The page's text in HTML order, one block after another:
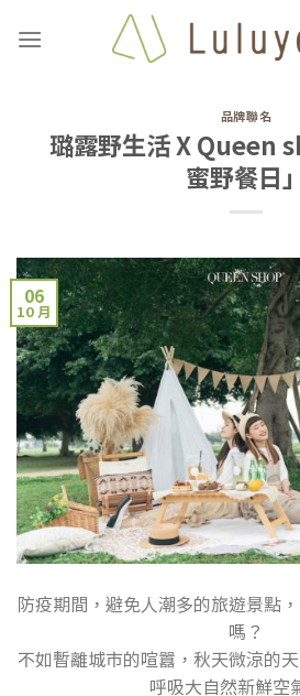
品牌聯名
璐露野生活 X Queen
蜜野餐日」
06
10 月
防疫期間，避免人潮多的旅遊景點
嗎？
不如暫離城市的喧囂，秋天微涼的
呼吸大自然新鮮空